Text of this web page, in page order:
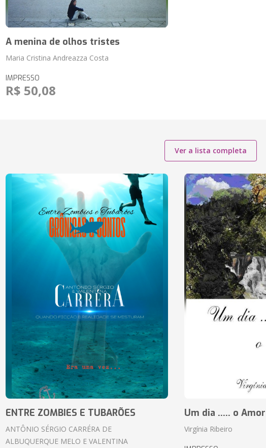
A menina de olhos tristes
Maria Cristina Andreazza Costa
IMPRESSO
R$ 50,08
Ver a lista completa
ENTRE ZOMBIES E TUBARÕES
ANTÔNIO SÉRGIO CARRÉRA DE
ALBUQUERQUE MELO E VALENTINA
Um dia ..... o Amor
Virgínia Ribeiro